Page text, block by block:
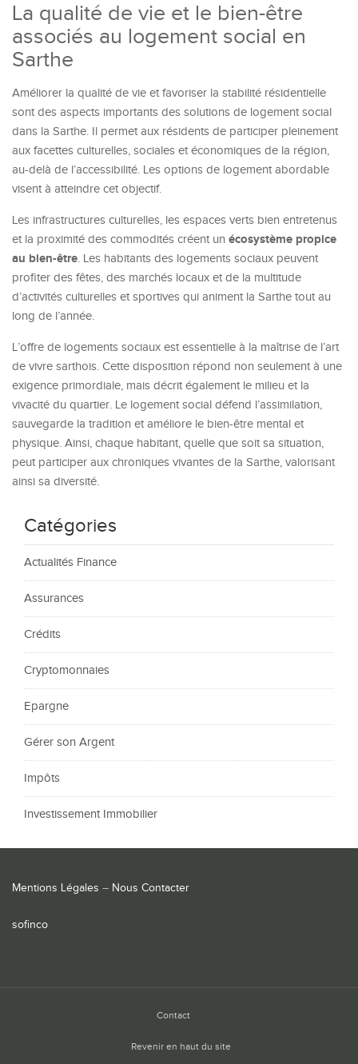
La qualité de vie et le bien-être
associés au logement social en
Sarthe
Améliorer la qualité de vie et favoriser la stabilité résidentielle
sont des aspects importants des solutions de logement social
dans la Sarthe. Il permet aux résidents de participer pleinement
aux facettes culturelles, sociales et économiques de la région,
au-delà de l’accessibilité. Les options de logement abordable
visent à atteindre cet objectif.
Les infrastructures culturelles, les espaces verts bien entretenus
et la proximité des commodités créent un écosystème propice
au bien-être. Les habitants des logements sociaux peuvent
profiter des fêtes, des marchés locaux et de la multitude
d’activités culturelles et sportives qui animent la Sarthe tout au
long de l’année.
L’offre de logements sociaux est essentielle à la maîtrise de l’art
de vivre sarthois. Cette disposition répond non seulement à une
exigence primordiale, mais décrit également le milieu et la
vivacité du quartier. Le logement social défend l’assimilation,
sauvegarde la tradition et améliore le bien-être mental et
physique. Ainsi, chaque habitant, quelle que soit sa situation,
peut participer aux chroniques vivantes de la Sarthe, valorisant
ainsi sa diversité.
Catégories
Actualités Finance
Assurances
Crédits
Cryptomonnaies
Epargne
Gérer son Argent
Impôts
Investissement Immobilier
Mentions Légales – Nous Contacter
sofinco
Contact
Revenir en haut du site